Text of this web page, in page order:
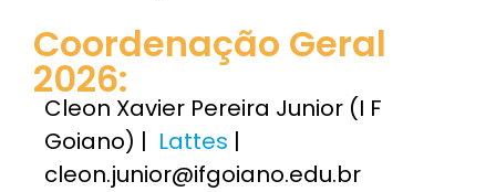
Coordenação Geral
2026:
Cleon Xavier Pereira Junior (I F
Goiano) | Lattes |
cleon.junior@ifgoiano.edu.br